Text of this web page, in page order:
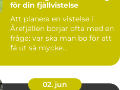
för din fjällvistelse
Att planera en vistelse i
Årefjällen börjar ofta med en
fråga: var ska man bo för att
få ut så mycke...
02. jun